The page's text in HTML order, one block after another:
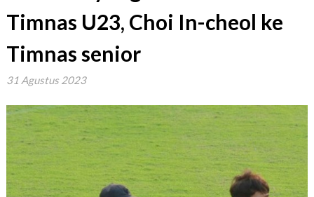
Timnas U23, Choi In-cheol ke
Timnas senior
31 Agustus 2023